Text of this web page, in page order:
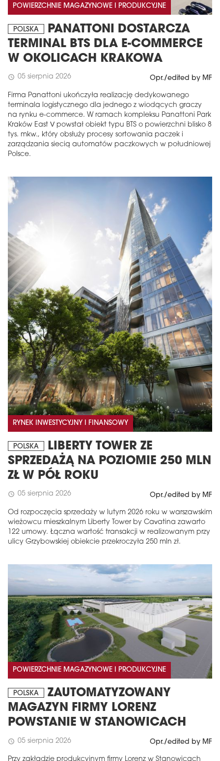
POWIERZCHNIE MAGAZYNOWE I PRODUKCYJNE
POLSKA
PANATTONI DOSTARCZA
TERMINAL BTS DLA E-COMMERCE
W OKOLICACH KRAKOWA
schedule 05 sierpnia 2026 Opr./edited by MF
Firma Panattoni ukończyła realizację dedykowanego
terminala logistycznego dla jednego z wiodących graczy
na rynku e-commerce. W ramach kompleksu Panattoni Park
Kraków East V powstał obiekt typu BTS o powierzchni blisko 8
tys. mkw., który obsłuży procesy sortowania paczek i
zarządzania siecią automatów paczkowych w południowej
Polsce.
RYNEK INWESTYCYJNY I FINANSOWY
POLSKA
LIBERTY TOWER ZE
SPRZEDAŻĄ NA POZIOMIE 250 MLN
ZŁ W PÓŁ ROKU
schedule 05 sierpnia 2026 Opr./edited by MF
Od rozpoczęcia sprzedaży w lutym 2026 roku w warszawskim
wieżowcu mieszkalnym Liberty Tower by Cavatina zawarto
122 umowy. Łączna wartość transakcji w realizowanym przy
ulicy Grzybowskiej obiekcie przekroczyła 250 mln zł.
POWIERZCHNIE MAGAZYNOWE I PRODUKCYJNE
POLSKA
ZAUTOMATYZOWANY
MAGAZYN FIRMY LORENZ
POWSTANIE W STANOWICACH
schedule 05 sierpnia 2026 Opr./edited by MF
Przy zakładzie produkcyjnym firmy Lorenz w Stanowicach